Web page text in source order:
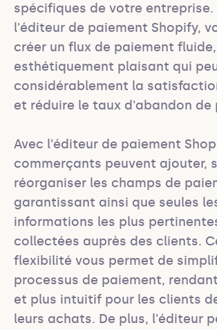
spécifiques de votre entreprise.
l'éditeur de paiement Shopify,
créer un flux de paiement
esthétiquement plaisant qui
considérablement la
et réduire le taux d'abandon de
Avec l'éditeur de paiement
commerçants peuvent ajouter,
réorganiser les champs de
garantissant ainsi que seules
informations les plus
collectées auprès des clients.
flexibilité vous permet de
processus de paiement,
et plus intuitif pour les clients
leurs achats. De plus, l'éditeur